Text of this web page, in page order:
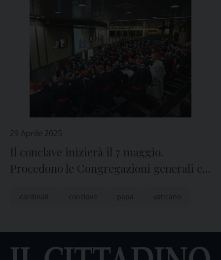
29 Aprile 2025
Il conclave inizierà il 7 maggio.
Procedono le Congregazioni generali e
cardinali conclave papa vaticano